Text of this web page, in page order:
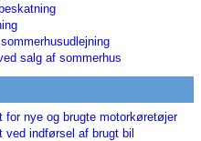
salg af sommerhus
for nye og brugte motorkøretøjer
ved indførsel af brugt bil